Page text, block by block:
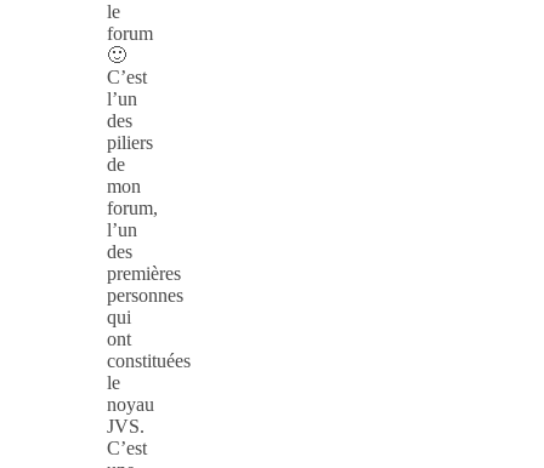
le
forum
🙂
C’est
l’un
des
piliers
de
mon
forum,
l’un
des
premières
personnes
qui
ont
constituées
le
noyau
JVS.
C’est